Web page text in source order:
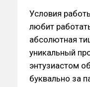
Условия
любит
абсолютная
уникальный
энтузиастом
буквально за